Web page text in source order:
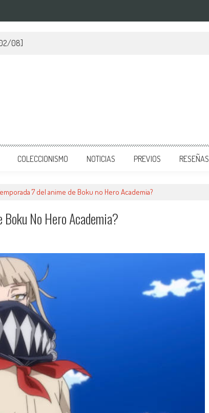
02/08]
COLECCIONISMO NOTICIAS PREVIOS RESEÑAS
7 del anime de Boku no Hero Academia?
Boku No Hero Academia?